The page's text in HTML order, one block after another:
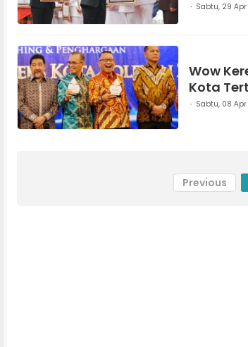
Sabtu, 29 Apr
Wow
Kota
Sabtu, 08 Apr
Previous